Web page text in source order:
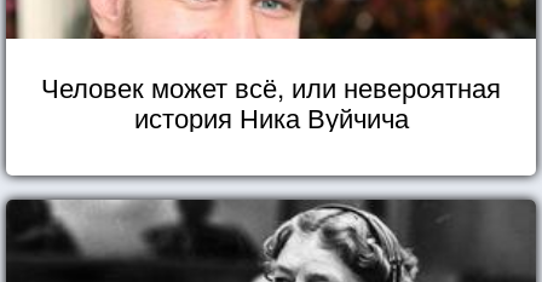
Человек может всё, или невероятная
история Ника Вуйчича